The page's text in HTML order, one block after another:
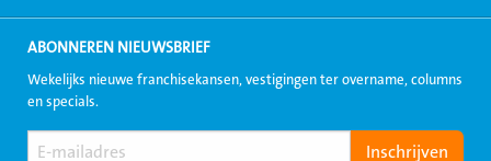
ABONNEREN NIEUWSBRIEF
Wekelijks nieuwe franchisekansen, vestigingen ter overname, columns
en specials.